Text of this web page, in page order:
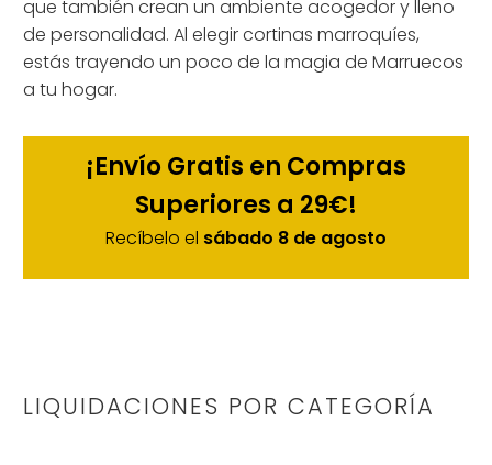
que también crean un ambiente acogedor y lleno
de personalidad. Al elegir cortinas marroquíes,
estás trayendo un poco de la magia de Marruecos
a tu hogar.
¡Envío Gratis en Compras
Superiores a 29€!
Recíbelo el sábado 8 de agosto
LIQUIDACIONES POR CATEGORÍA